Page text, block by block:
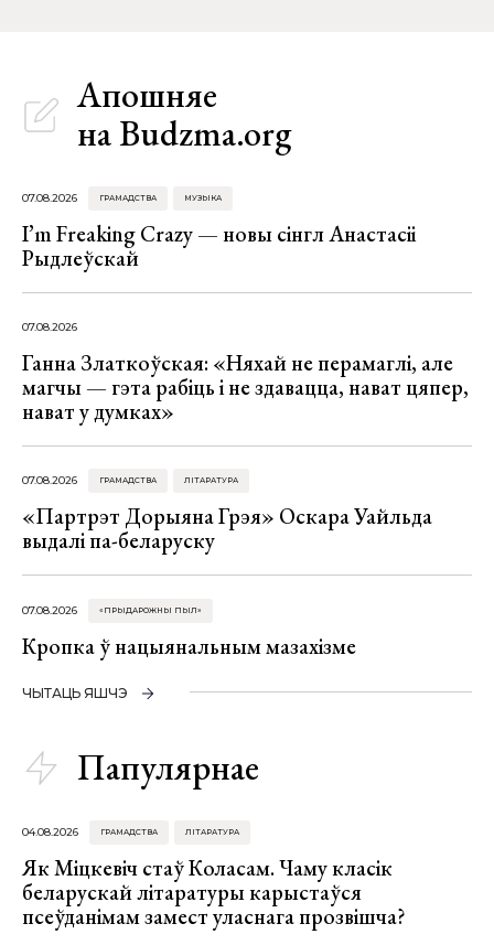
Апошняе
на Budzma.org
07.08.2026 ГРАМАДСТВА МУЗЫКА
I’m Freaking Crazy — новы сінгл Анастасіі
Рыдлеўскай
07.08.2026
Ганна Златкоўская: «Няхай не перамаглі, але
магчы — гэта рабіць і не здавацца, нават цяпер,
нават у думках»
07.08.2026 ГРАМАДСТВА ЛІТАРАТУРА
«Партрэт Дорыяна Грэя» Оскара Уайльда
выдалі па-беларуску
07.08.2026 «ПРЫДАРОЖНЫ ПЫЛ»
Кропка ў нацыянальным мазахізме
ЧЫТАЦЬ ЯШЧЭ
Папулярнае
04.08.2026 ГРАМАДСТВА ЛІТАРАТУРА
Як Міцкевіч стаў Коласам. Чаму класік
беларускай літаратуры карыстаўся
псеўданімам замест уласнага прозвішча?